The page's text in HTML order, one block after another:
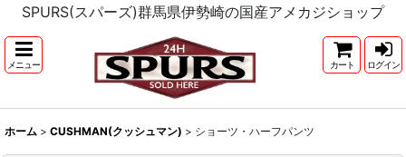
SPURS(スパーズ)群馬県伊勢崎の国産アメカジショップ
メニュー カート ログイン
ホーム > CUSHMAN(クッシュマン) > ショーツ・ハーフパンツ